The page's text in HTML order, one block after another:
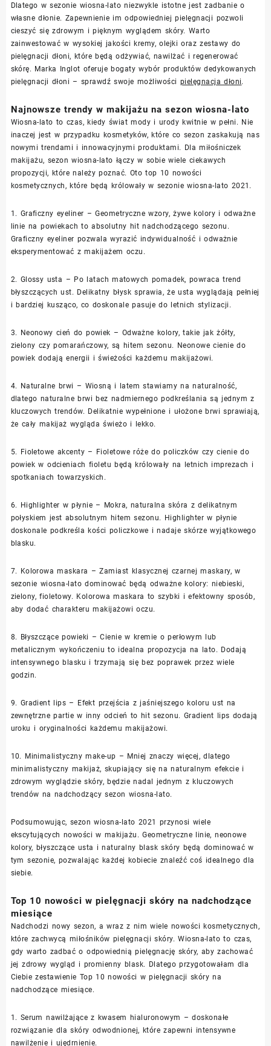
Dlatego w sezonie wiosna-lato niezwykle istotne jest zadbanie o
własne dłonie. Zapewnienie im odpowiedniej pielęgnacji pozwoli
cieszyć się zdrowym i pięknym wyglądem skóry. Warto
zainwestować w wysokiej jakości kremy, olejki oraz zestawy do
pielęgnacji dłoni, które będą odżywiać, nawilżać i regenerować
skórę. Marka Inglot oferuje bogaty wybór produktów dedykowanych
pielęgnacji dłoni – sprawdź swoje możliwości pielęgnacja dłoni.
Najnowsze trendy w makijażu na sezon wiosna-lato
Wiosna-lato to czas, kiedy świat mody i urody kwitnie w pełni. Nie
inaczej jest w przypadku kosmetyków, które co sezon zaskakują nas
nowymi trendami i innowacyjnymi produktami. Dla miłośniczek
makijażu, sezon wiosna-lato łączy w sobie wiele ciekawych
propozycji, które należy poznać. Oto top 10 nowości
kosmetycznych, które będą królowały w sezonie wiosna-lato 2021.
1. Graficzny eyeliner – Geometryczne wzory, żywe kolory i odważne
linie na powiekach to absolutny hit nadchodzącego sezonu.
Graficzny eyeliner pozwala wyrazić indywidualność i odważnie
eksperymentować z makijażem oczu.
2. Glossy usta – Po latach matowych pomadek, powraca trend
błyszczących ust. Delikatny błysk sprawia, że usta wyglądają pełniej
i bardziej kusząco, co doskonale pasuje do letnich stylizacji.
3. Neonowy cień do powiek – Odważne kolory, takie jak żółty,
zielony czy pomarańczowy, są hitem sezonu. Neonowe cienie do
powiek dodają energii i świeżości każdemu makijażowi.
4. Naturalne brwi – Wiosną i latem stawiamy na naturalność,
dlatego naturalne brwi bez nadmiernego podkreślania są jednym z
kluczowych trendów. Delikatnie wypełnione i ułożone brwi sprawiają,
że cały makijaż wygląda świeżo i lekko.
5. Fioletowe akcenty – Fioletowe róże do policzków czy cienie do
powiek w odcieniach fioletu będą królowały na letnich imprezach i
spotkaniach towarzyskich.
6. Highlighter w płynie – Mokra, naturalna skóra z delikatnym
połyskiem jest absolutnym hitem sezonu. Highlighter w płynie
doskonale podkreśla kości policzkowe i nadaje skórze wyjątkowego
blasku.
7. Kolorowa maskara – Zamiast klasycznej czarnej maskary, w
sezonie wiosna-lato dominować będą odważne kolory: niebieski,
zielony, fioletowy. Kolorowa maskara to szybki i efektowny sposób,
aby dodać charakteru makijażowi oczu.
8. Błyszczące powieki – Cienie w kremie o perłowym lub
metalicznym wykończeniu to idealna propozycja na lato. Dodają
intensywnego blasku i trzymają się bez poprawek przez wiele
godzin.
9. Gradient lips – Efekt przejścia z jaśniejszego koloru ust na
zewnętrzne partie w inny odcień to hit sezonu. Gradient lips dodają
uroku i oryginalności każdemu makijażowi.
10. Minimalistyczny make-up – Mniej znaczy więcej, dlatego
minimalistyczny makijaż, skupiający się na naturalnym efekcie i
zdrowym wyglądzie skóry, będzie nadal jednym z kluczowych
trendów na nadchodzący sezon wiosna-lato.
Podsumowując, sezon wiosna-lato 2021 przynosi wiele
ekscytujących nowości w makijażu. Geometryczne linie, neonowe
kolory, błyszczące usta i naturalny blask skóry będą dominować w
tym sezonie, pozwalając każdej kobiecie znaleźć coś idealnego dla
siebie.
Top 10 nowości w pielęgnacji skóry na nadchodzące
miesiące
Nadchodzi nowy sezon, a wraz z nim wiele nowości kosmetycznych,
które zachwycą miłośników pielęgnacji skóry. Wiosna-lato to czas,
gdy warto zadbać o odpowiednią pielęgnację skóry, aby zachować
jej zdrowy wygląd i promienny blask. Dlatego przygotowałam dla
Ciebie zestawienie Top 10 nowości w pielęgnacji skóry na
nadchodzące miesiące.
1. Serum nawilżające z kwasem hialuronowym – doskonałe
rozwiązanie dla skóry odwodnionej, które zapewni intensywne
nawilżenie i ujędrnienie.